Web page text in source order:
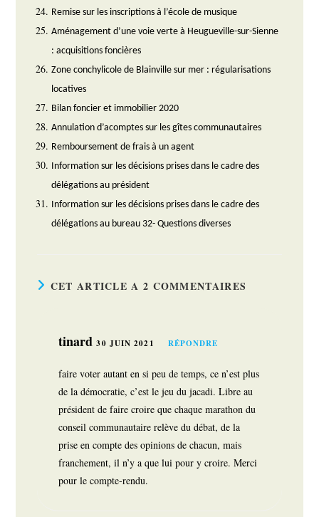
Remise sur les inscriptions à l’école de musique
Aménagement d’une voie verte à Heugueville-sur-Sienne
: acquisitions foncières
Zone conchylicole de Blainville sur mer : régularisations
locatives
Bilan foncier et immobilier 2020
Annulation d’acomptes sur les gîtes communautaires
Remboursement de frais à un agent
Information sur les décisions prises dans le cadre des
délégations au président
Information sur les décisions prises dans le cadre des
délégations au bureau 32- Questions diverses
CET ARTICLE A 2 COMMENTAIRES
tinard30 JUIN 2021 RÉPONDRE
faire voter autant en si peu de temps, ce n’est plus
de la démocratie, c’est le jeu du jacadi. Libre au
président de faire croire que chaque marathon du
conseil communautaire relève du débat, de la
prise en compte des opinions de chacun, mais
franchement, il n’y a que lui pour y croire. Merci
pour le compte-rendu.